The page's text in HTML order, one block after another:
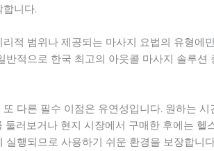
합니다.
적 범위나 제공되는 마사지 요법의 유형에
적으로 한국 최고의 아웃콜 마사지 솔루
다른 필수 이점은 유연성입니다. 원하는
둘러보거나 현지 시장에서 구매한 후에는
행되므로 사용하기 쉬운 환경을 보장합니